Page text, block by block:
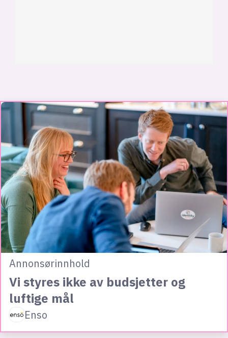
Annonsørinnhold
Vi styres ikke av budsjetter og
luftige mål
Enso